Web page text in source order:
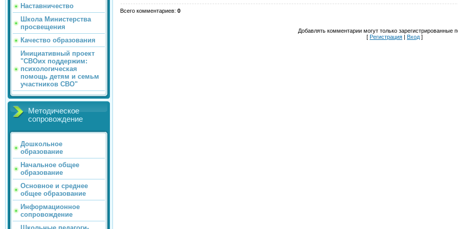
Наставничество
Школа Министерства
просвещения
Качество образования
Инициативный проект
"СВОих поддержим:
психологическая
помощь детям и семьм
участников СВО"
Методическое
сопровождение
Дошкольное
образование
Начальное общее
образование
Основное и среднее
общее образование
Информационное
сопровождение
Всего комментариев: 0
Добавлять комментарии могут только зарегистрированные
[ Регистрация | Вход ]